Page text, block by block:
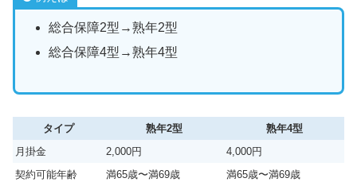
総合保障2型→熟年2型
総合保障4型→熟年4型
タイプ 熟年2型
熟年4型
月掛金
2,000円
4,000円
契約可能年齢
満65歳〜満69歳
満65歳〜満69歳